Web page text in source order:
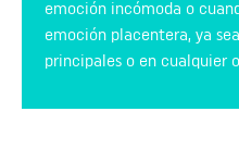
emoción incómoda o
emoción placentera, ya
principales o en cualquier